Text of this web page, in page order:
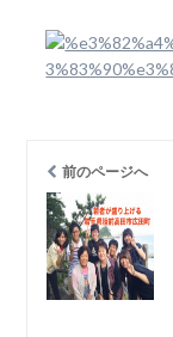
前のページへ